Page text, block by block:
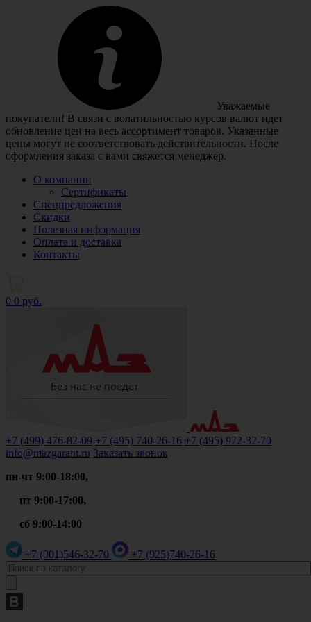
Уважаемые
покупатели! В связи с волатильностью курсов валют идет
обновление цен на весь ассортимент товаров. Указанные
цены могут не соответствовать действительности. После
оформления заказа с вами свяжется менеджер.
О компании
Сертификаты
Спецпредложения
Скидки
Полезная информация
Оплата и доставка
Контакты
0 0 руб.
+7 (499) 476-82-09 +7 (495) 740-26-16 +7 (495) 972-32-70
info@mazgarant.ru Заказать звонок
пн-чт 9:00-18:00,
пт 9:00-17:00,
сб 9:00-14:00
+7 (901)546-32-70 +7 (925)740-26-16